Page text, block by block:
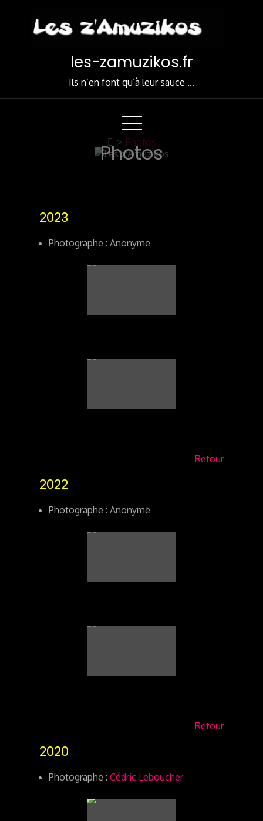
Content
les-zamuzikos.fr
Ils n’en font qu’à leur sauce …
Photos
> Photos
2023
Photographe : Anonyme
Retour
2022
Photographe : Anonyme
Retour
2020
Photographe :Cédric Leboucher